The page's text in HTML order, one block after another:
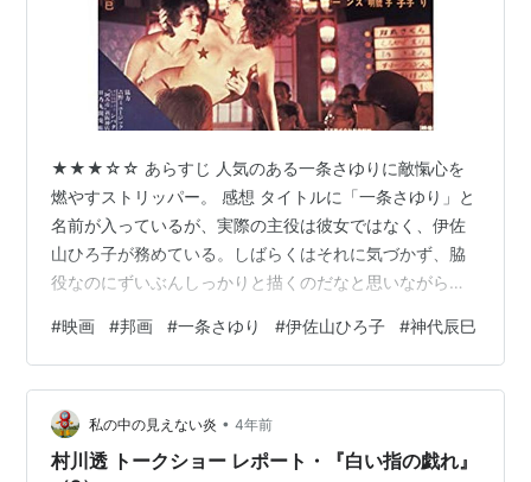
★★★☆☆ あらすじ 人気のある一条さゆりに敵愾心を
燃やすストリッパー。 感想 タイトルに「一条さゆり」と
名前が入っているが、実際の主役は彼女ではなく、伊佐
山ひろ子が務めている。しばらくはそれに気づかず、脇
役なのにずいぶんしっかりと描くのだなと思いながら見
だったということなのだろう。 踊る菩薩 ストリッパー・
一条さゆりとその時代 作者:小倉孝保 講談社 Amazon 主
人公の最初の登場シーンはなかなかインパクトがあっ
た。薄着の派手な格好でずんずんと歩き、その後ろを大
きなトランクを抱えた男がついて行く。このトランクが
#映画 #邦画 #一条さゆり #伊佐山ひろ子 #神代辰巳
私の中の見えない炎 • 4年前
村川透 トークショー レポート・『白い指の戯れ』